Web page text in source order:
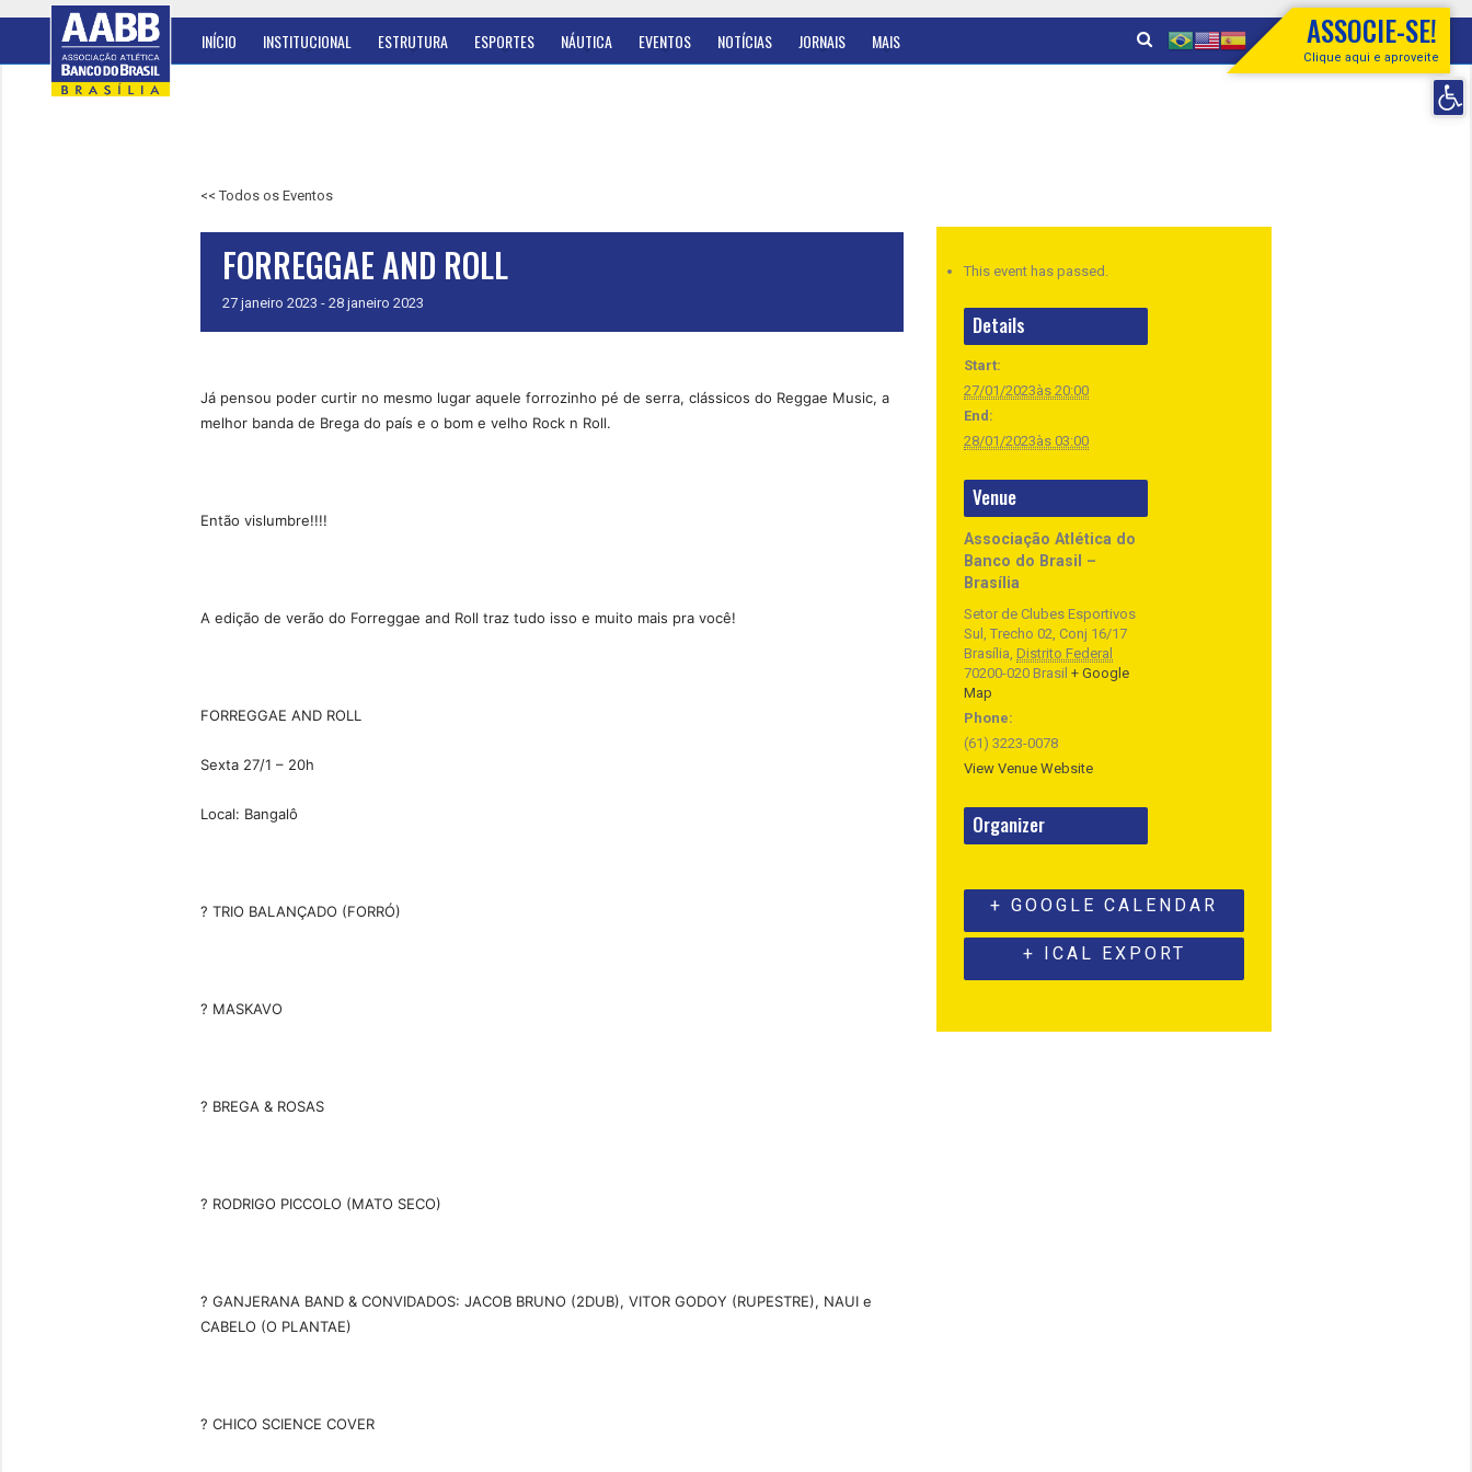
INÍCIO INSTITUCIONAL ESTRUTURA ESPORTES NÁUTICA EVENTOS NOTÍCIAS JORNAIS MAIS ASSOCIE-SE!
Clique aqui e aproveite
<< Todos os Eventos
FORREGGAE AND ROLL
27 janeiro 2023 - 28 janeiro 2023
Já pensou poder curtir no mesmo lugar aquele forrozinho pé de serra, clássicos do Reggae Music, a
melhor banda de Brega do país e o bom e velho Rock n Roll.
Então vislumbre!!!!
A edição de verão do Forreggae and Roll traz tudo isso e muito mais pra você!
FORREGGAE AND ROLL
Sexta 27/1 – 20h
Local: Bangalô
? TRIO BALANÇADO (FORRÓ)
? MASKAVO
? BREGA & ROSAS
? RODRIGO PICCOLO (MATO SECO)
? GANJERANA BAND & CONVIDADOS: JACOB BRUNO (2DUB), VITOR GODOY (RUPESTRE), NAUI e
CABELO (O PLANTAE)
? CHICO SCIENCE COVER
This event has passed.
Details
Start:
27/01/2023às 20:00
End:
28/01/2023às 03:00
Venue
Associação Atlética do
Banco do Brasil –
Brasília
Setor de Clubes Esportivos
Sul, Trecho 02, Conj 16/17
Brasília, Distrito Federal
70200-020 Brasil + Google
Map
Phone:
(61) 3223-0078
View Venue Website
Organizer
+ GOOGLE CALENDAR
+ ICAL EXPORT